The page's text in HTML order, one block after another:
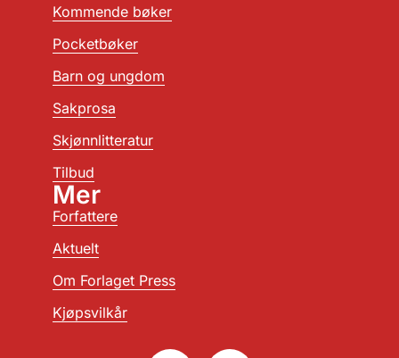
Kommende bøker
Pocketbøker
Barn og ungdom
Sakprosa
Skjønnlitteratur
Tilbud
Mer
Forfattere
Aktuelt
Om Forlaget Press
Kjøpsvilkår